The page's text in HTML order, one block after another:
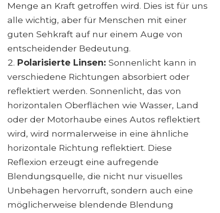
Menge an Kraft getroffen wird. Dies ist für uns
alle wichtig, aber für Menschen mit einer
guten Sehkraft auf nur einem Auge von
entscheidender Bedeutung.
Polarisierte Linsen: Sonnenlicht kann in
verschiedene Richtungen absorbiert oder
reflektiert werden. Sonnenlicht, das von
horizontalen Oberflächen wie Wasser, Land
oder der Motorhaube eines Autos reflektiert
wird, wird normalerweise in eine ähnliche
horizontale Richtung reflektiert. Diese
Reflexion erzeugt eine aufregende
Blendungsquelle, die nicht nur visuelles
Unbehagen hervorruft, sondern auch eine
möglicherweise blendende Blendung